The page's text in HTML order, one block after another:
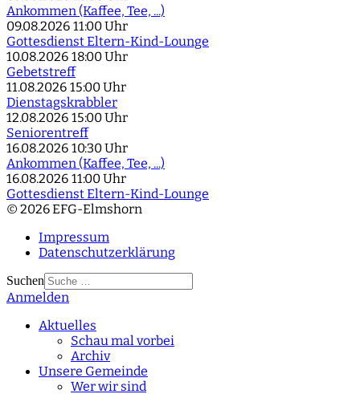
Ankommen (Kaffee, Tee, ...)
09.08.2026 11:00 Uhr
Gottesdienst Eltern-Kind-Lounge
10.08.2026 18:00 Uhr
Gebetstreff
11.08.2026 15:00 Uhr
Dienstagskrabbler
12.08.2026 15:00 Uhr
Seniorentreff
16.08.2026 10:30 Uhr
Ankommen (Kaffee, Tee, ...)
16.08.2026 11:00 Uhr
Gottesdienst Eltern-Kind-Lounge
© 2026 EFG-Elmshorn
Impressum
Datenschutzerklärung
Suchen
Type 2 or more
Anmelden
Aktuelles
Schau mal vorbei
Archiv
Unsere Gemeinde
Wer wir sind